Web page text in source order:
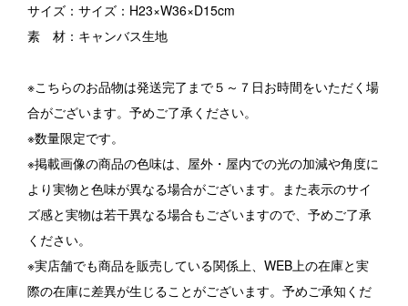
サイズ：サイズ：H23×W36×D15cm
素 材：キャンバス生地
※こちらのお品物は発送完了まで５～７日お時間をいただく場
合がございます。予めご了承ください。
※数量限定です。
※掲載画像の商品の色味は、屋外・屋内での光の加減や角度に
より実物と色味が異なる場合がございます。また表示のサイ
ズ感と実物は若干異なる場合もございますので、予めご了承
ください。
※実店舗でも商品を販売している関係上、WEB上の在庫と実
際の在庫に差異が生じることがございます。予めご承知くだ